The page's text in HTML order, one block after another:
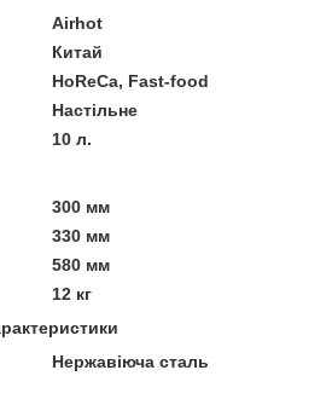
Airhot
Китай
HoReCa, Fast-food
Настільне
10 л.
300 мм
330 мм
580 мм
12 кг
Нержавіюча сталь